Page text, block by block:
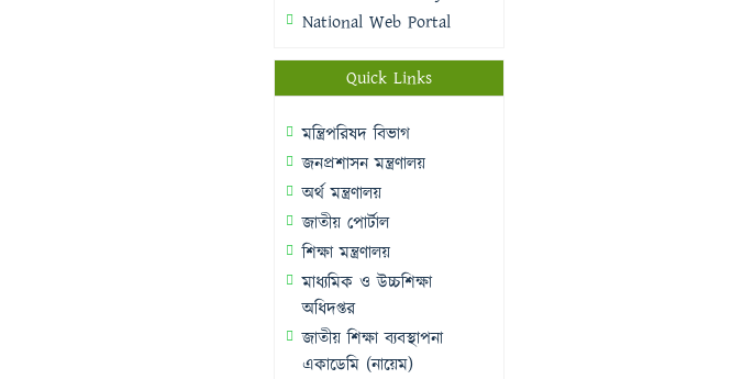
National Web Portal
Quick Links
মন্ত্রিপরিষদ বিভাগ
জনপ্রশাসন মন্ত্রণালয়
অর্থ মন্ত্রণালয়
জাতীয় পোর্টাল
শিক্ষা মন্ত্রণালয়
মাধ্যমিক ও উচ্চশিক্ষা
অধিদপ্তর
জাতীয় শিক্ষা ব্যবস্থাপনা
একাডেমি (নায়েম)